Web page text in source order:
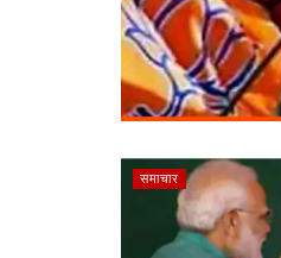
समाचार